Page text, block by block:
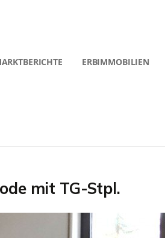
ERBIMMOBILIEN
mit TG-Stpl.